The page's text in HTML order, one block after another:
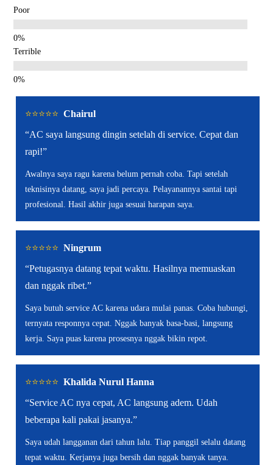
Poor
Terrible
⭐️⭐️⭐️⭐️⭐️ Chairul
“AC saya langsung dingin setelah di service. Cepat dan
rapi!”
Awalnya saya ragu karena belum pernah coba. Tapi setelah
teknisinya datang, saya jadi percaya. Pelayanannya santai tapi
profesional. Hasil akhir juga sesuai harapan saya.
⭐️⭐️⭐️⭐️⭐️ Ningrum
“Petugasnya datang tepat waktu. Hasilnya memuaskan
dan nggak ribet.”
Saya butuh service AC karena udara mulai panas. Coba hubungi,
ternyata responnya cepat. Nggak banyak basa-basi, langsung
kerja. Saya puas karena prosesnya nggak bikin repot.
⭐️⭐️⭐️⭐️⭐️ Khalida Nurul Hanna
“Service AC nya cepat, AC langsung adem. Udah
beberapa kali pakai jasanya.”
Saya udah langganan dari tahun lalu. Tiap panggil selalu datang
tepat waktu. Kerjanya juga bersih dan nggak banyak tanya.